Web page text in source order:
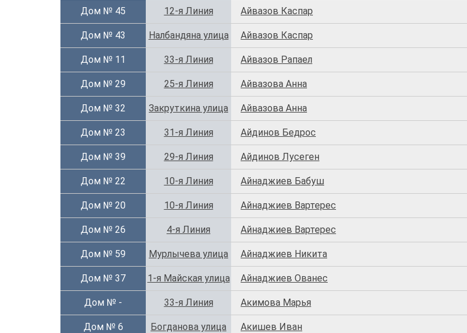
Дом № 45 12-я Линия Айвазов Каспар
Дом № 43 Налбандяна улица Айвазов Каспар
Дом № 11 33-я Линия Айвазов Рапаел
Дом № 29 25-я Линия Айвазова Анна
Дом № 32 Закруткина улица Айвазова Анна
Дом № 23 31-я Линия Айдинов Бедрос
Дом № 39 29-я Линия Айдинов Лусеген
Дом № 22 10-я Линия Айнаджиев Бабуш
Дом № 20 10-я Линия Айнаджиев Вартерес
Дом № 26 4-я Линия Айнаджиев Вартерес
Дом № 59 Мурлычева улица Айнаджиев Никита
Дом № 37 1-я Майская улица Айнаджиев Ованес
Дом № - 33-я Линия Акимова Марья
Дом № 6 Богданова улица Акишев Иван